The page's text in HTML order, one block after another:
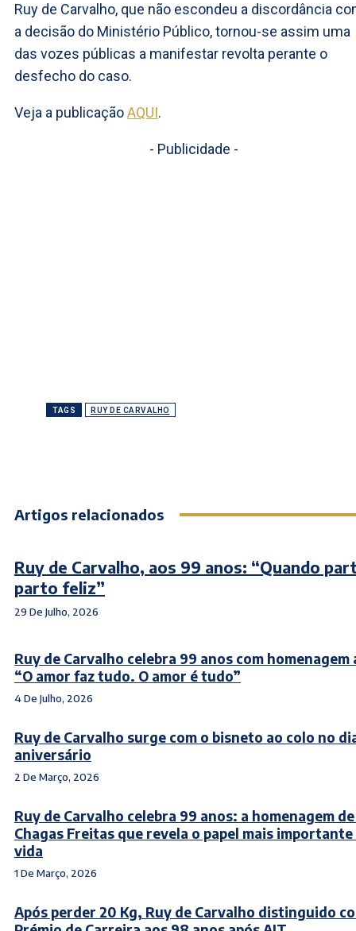
Ruy de Carvalho, que não escondeu a discordância
a decisão do Ministério Público, tornou-se assim uma
das vozes públicas a manifestar revolta perante o
desfecho do caso.
Veja a publicaçãoAQUI.
- Publicidade -
TAGS RUY DE CARVALHO
Artigos relacionados
Ruy de Carvalho, aos 99 anos: “Quando
parto feliz”
29 De Julho, 2026
Ruy de Carvalho celebra 99 anos com homenagem
“O amor faz tudo. O amor é tudo”
4 De Julho, 2026
Ruy de Carvalho surge com o bisneto ao colo no
aniversário
2 De Março, 2026
Ruy de Carvalho celebra 99 anos: a homenagem
Chagas Freitas que revela o papel mais importante
vida
1 De Março, 2026
Após perder 20 Kg, Ruy de Carvalho distinguido